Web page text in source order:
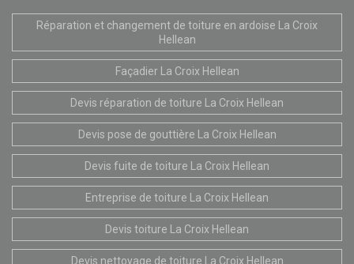
Réparation et changement de toiture en ardoise La Croix
Hellean
Façadier La Croix Hellean
Devis réparation de toiture La Croix Hellean
Devis pose de gouttière La Croix Hellean
Devis fuite de toiture La Croix Hellean
Entreprise de toiture La Croix Hellean
Devis toiture La Croix Hellean
Devis nettoyage de toiture La Croix Hellean